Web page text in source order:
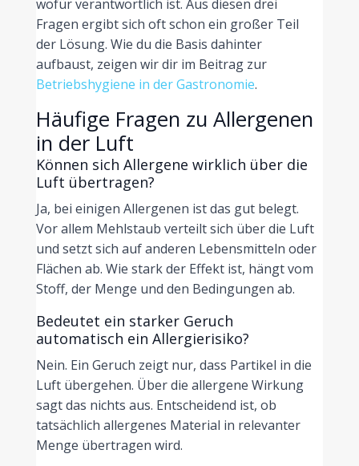
wofür verantwortlich ist. Aus diesen drei
Fragen ergibt sich oft schon ein großer Teil
der Lösung. Wie du die Basis dahinter
aufbaust, zeigen wir dir im Beitrag zur
Betriebshygiene in der Gastronomie.
Häufige Fragen zu Allergenen
in der Luft
Können sich Allergene wirklich über die
Luft übertragen?
Ja, bei einigen Allergenen ist das gut belegt.
Vor allem Mehlstaub verteilt sich über die Luft
und setzt sich auf anderen Lebensmitteln oder
Flächen ab. Wie stark der Effekt ist, hängt vom
Stoff, der Menge und den Bedingungen ab.
Bedeutet ein starker Geruch
automatisch ein Allergierisiko?
Nein. Ein Geruch zeigt nur, dass Partikel in die
Luft übergehen. Über die allergene Wirkung
sagt das nichts aus. Entscheidend ist, ob
tatsächlich allergenes Material in relevanter
Menge übertragen wird.